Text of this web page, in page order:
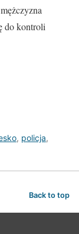
do kontroli
, policja,
Back to top